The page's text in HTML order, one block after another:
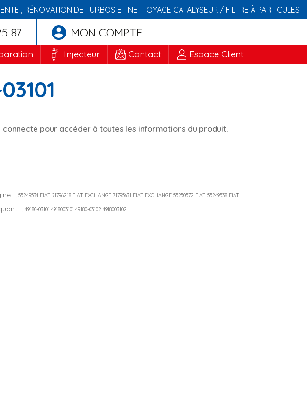
, RÉNOVATION DE TURBOS ET NETTOYAGE CATALYSEUR / FILTRE À PARTICULES
87 MON COMPTE
Injecteur Contact Espace Client
connecté pour accéder à toutes les informations du produit.
: , 55249534 FIAT 71796218 FIAT EXCHANGE 71795631 FIAT EXCHANGE 55250572 FIAT 55249538 FIAT
: , 49180-03101 4918003101 49180-03102 4918003102